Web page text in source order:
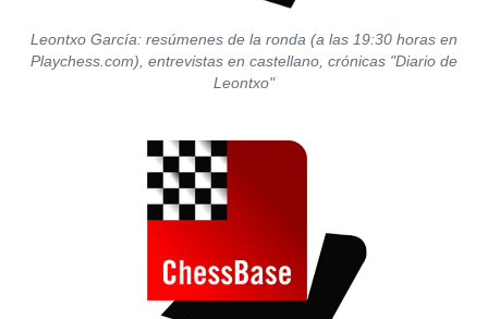
Leontxo García: resúmenes de la ronda (a las 19:30 horas en
Playchess.com), entrevistas en castellano, crónicas "Diario de
Leontxo"